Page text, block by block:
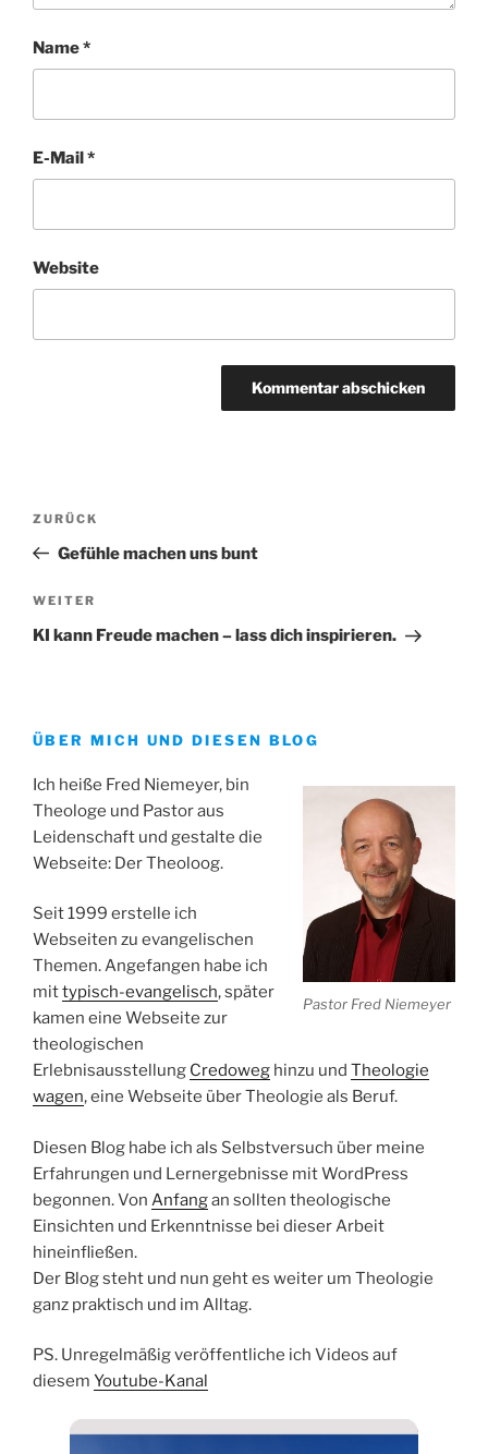
Name*
E-Mail*
Website
Beitrags-
Vorheriger
Beitrag
ZURÜCK
Gefühle machen uns bunt
Nächster
Beitrag
WEITER
KI kann Freude machen – lass dich inspirieren.
ÜBER MICH UND DIESEN BLOG
Pastor Fred Niemeyer
Ich heiße Fred Niemeyer, bin
Theologe und Pastor aus
Leidenschaft und gestalte die
Webseite: Der Theoloog.
Seit 1999 erstelle ich
Webseiten zu evangelischen
Themen. Angefangen habe ich
mittypisch-evangelisch, später
kamen eine Webseite zur
theologischen
Erlebnisausstellung Credoweg hinzu und Theologie
wagen, eine Webseite über Theologie als Beruf.
Diesen Blog habe ich als Selbstversuch über meine
Erfahrungen und Lernergebnisse mit WordPress
begonnen. Von Anfangan sollten theologische
Einsichten und Erkenntnisse bei dieser Arbeit
hineinfließen.
Der Blog steht und nun geht es weiter um Theologie
ganz praktisch und im Alltag.
PS. Unregelmäßig veröffentliche ich Videos auf
diesem Youtube-Kanal